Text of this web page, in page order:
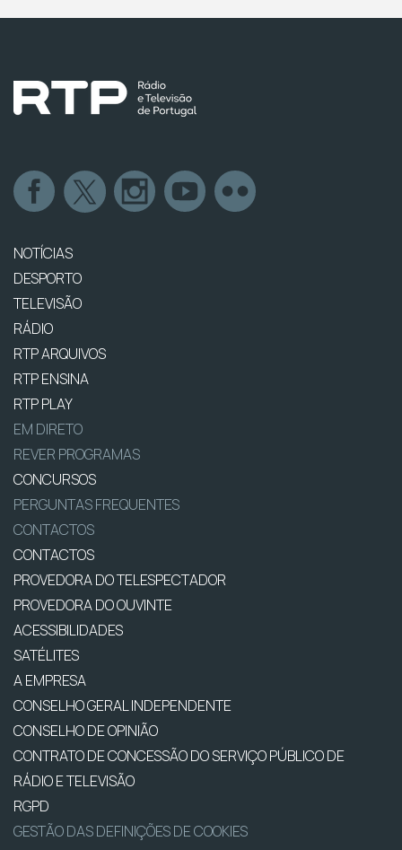
NOTÍCIAS
DESPORTO
TELEVISÃO
RÁDIO
RTP ARQUIVOS
RTP ENSINA
RTP PLAY
EM DIRETO
REVER PROGRAMAS
CONCURSOS
PERGUNTAS FREQUENTES
CONTACTOS
CONTACTOS
PROVEDORA DO TELESPECTADOR
PROVEDORA DO OUVINTE
ACESSIBILIDADES
SATÉLITES
A EMPRESA
CONSELHO GERAL INDEPENDENTE
CONSELHO DE OPINIÃO
CONTRATO DE CONCESSÃO DO SERVIÇO PÚBLICO DE
RÁDIO E TELEVISÃO
RGPD
GESTÃO DAS DEFINIÇÕES DE COOKIES